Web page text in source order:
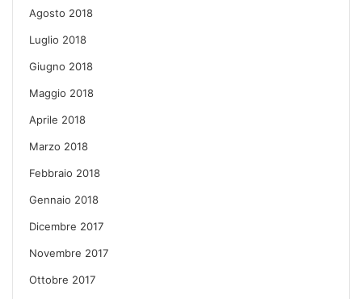
Agosto 2018
Luglio 2018
Giugno 2018
Maggio 2018
Aprile 2018
Marzo 2018
Febbraio 2018
Gennaio 2018
Dicembre 2017
Novembre 2017
Ottobre 2017